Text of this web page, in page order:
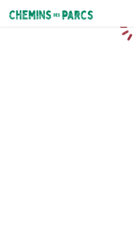
Chemins des Parcs